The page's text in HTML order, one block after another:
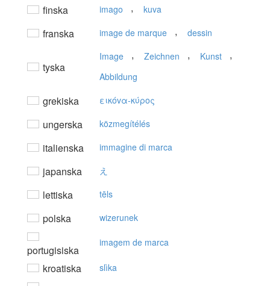
finska imago , kuva
franska image de marque , dessin
tyska
Image , Zeichnen , Kunst ,
Abbildung
grekiska εικόvα-κύρoς
ungerska közmegítélés
italienska immagine di marca
japanska え
lettiska tēls
polska wizerunek
portugisiska
imagem de marca
kroatiska slìka